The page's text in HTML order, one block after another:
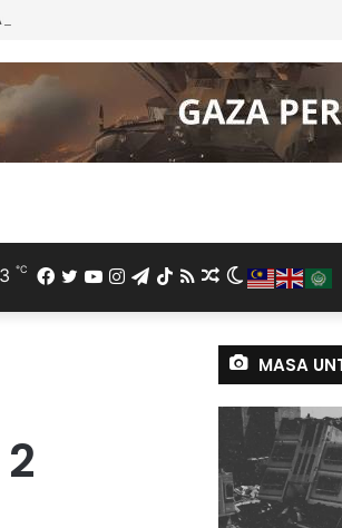
Lambakan Import Gegelung Keluli China,
Switch
skin
Random
Article
RSS
TikTok
Telegram
Instagram
YouTube
Twitter
Facebook
℃
MASA